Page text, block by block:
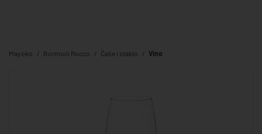
Mayoko Bormioli Rocco Čaše i staklo Vino